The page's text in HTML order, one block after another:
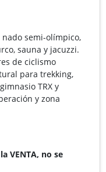
semi-olímpico,
sauna y jacuzzi.
de ciclismo
para trekking,
TRX y
y zona
VENTA, no se